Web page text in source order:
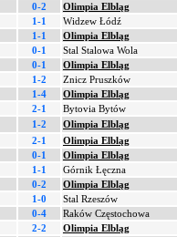
0-2 Olimpia Elbląg
1-1 Widzew Łódź
1-1 Olimpia Elbląg
0-1 Stal Stalowa Wola
0-1 Olimpia Elbląg
1-2 Znicz Pruszków
1-4 Olimpia Elbląg
2-1 Bytovia Bytów
1-2 Olimpia Elbląg
2-1 Olimpia Elbląg
0-1 Olimpia Elbląg
1-1 Górnik Łęczna
0-2 Olimpia Elbląg
1-0 Stal Rzeszów
0-4 Raków Częstochowa
2-2 Olimpia Elbląg